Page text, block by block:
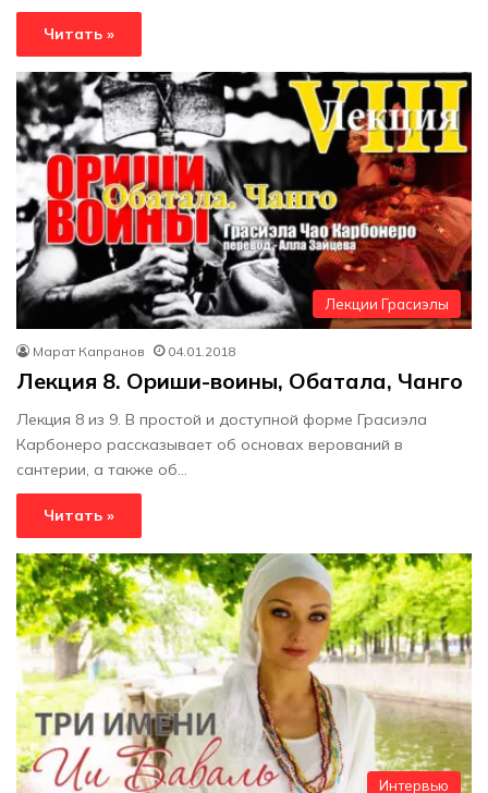
Читать »
Лекции Грасиэлы
Марат Капранов 04.01.2018
Лекция 8. Ориши-воины, Обатала, Чанго
Лекция 8 из 9. В простой и доступной форме Грасиэла
Карбонеро рассказывает об основах верований в
сантерии, а также об…
Читать »
Интервью